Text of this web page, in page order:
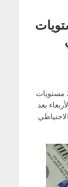
سجلت تداولات وول ستريت 03-11-2021 مستويات
بعد